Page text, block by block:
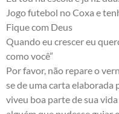
Jogo futebol no Coxa e
Fique com Deus
Quando eu crescer eu
como você”
Por favor, não repare o
se de uma carta
viveu boa parte de sua